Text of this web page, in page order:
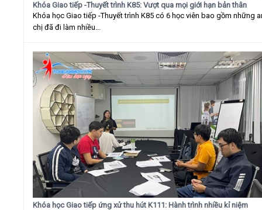
Khóa Giao tiếp -Thuyết trình K85: Vượt qua mọi giới hạn bản thân
Khóa học Giao tiếp -Thuyết trình K85 có 6 học viên bao gồm những
chị đã đi làm nhiều...
Khóa học Giao tiếp ứng xử thu hút K111: Hành trình nhiều kỉ niệm